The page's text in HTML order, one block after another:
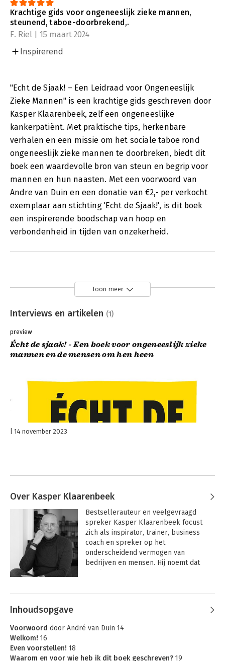
Krachtige gids voor ongeneeslijk zieke mannen,
steunend, taboe-doorbrekend,.
F. Riel | 15 maart 2024
Inspirerend
"Echt de Sjaak! – Een Leidraad voor Ongeneeslijk
Zieke Mannen" is een krachtige gids geschreven door
Kasper Klaarenbeek, zelf een ongeneeslijke
kankerpatiënt. Met praktische tips, herkenbare
verhalen en een missie om het sociale taboe rond
ongeneeslijk zieke mannen te doorbreken, biedt dit
boek een waardevolle bron van steun en begrip voor
mannen en hun naasten. Met een voorwoord van
Andre van Duin en een donatie van €2,- per verkocht
exemplaar aan stichting 'Echt de Sjaak!', is dit boek
een inspirerende boodschap van hoop en
verbondenheid in tijden van onzekerheid.
Toon meer
Interviews en artikelen (1)
preview
Écht de sjaak! - Een boek voor ongeneeslijk zieke
mannen en de mensen om hen heen
14 november 2023
Over Kasper Klaarenbeek
Bestsellerauteur en veelgevraagd
spreker Kasper Klaarenbeek focust
zich als inspirator, trainer, business
coach en spreker op het
onderscheidend vermogen van
bedrijven en mensen. Hij noemt dat
praktijk en werkte 20 jaar in grote
outsider áán mensen en bedrijven in
verandering. Zijn passie voor
echte ont-wikkeling maken hem een
Andere boeken door Kasper
Klaarenbeek
Inhoudsopgave
Voorwoord door André van Duin 14
Welkom! 16
Even voorstellen! 18
Waarom en voor wie heb ik dit boek geschreven? 19